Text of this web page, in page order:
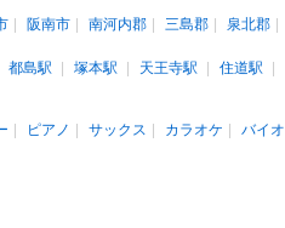
阪南市 南河内郡 三島郡 泉北郡
都島駅 塚本駅 天王寺駅 住道駅
ピアノ サックス カラオケ バイ